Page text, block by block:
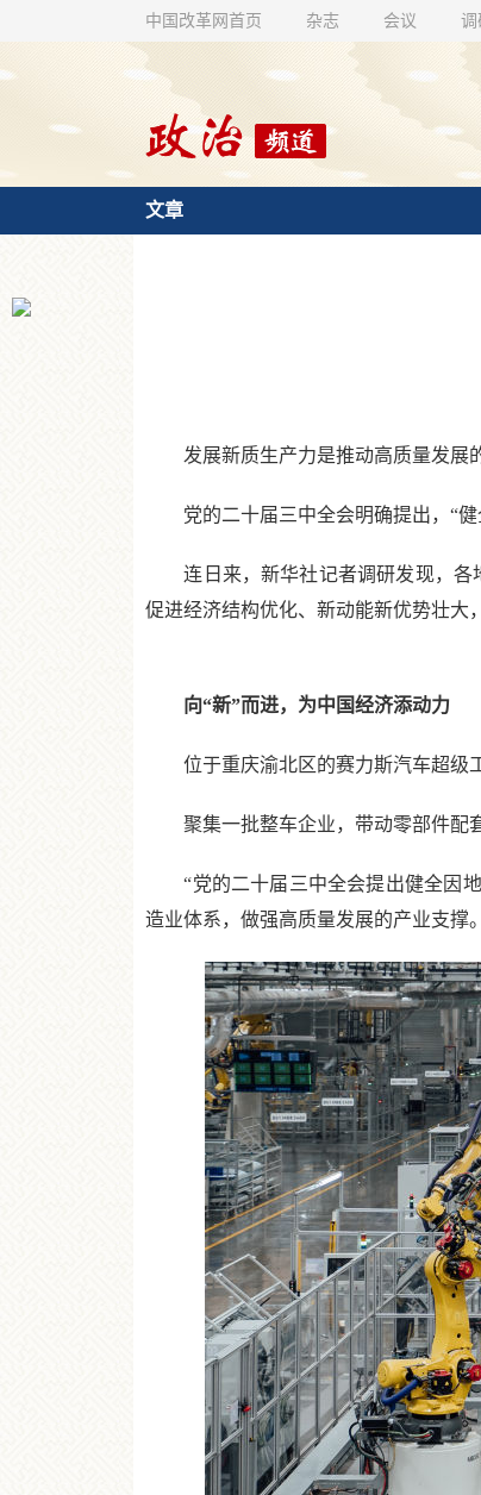
中国改革网首页 杂志 会议 调
文章
发展新质生产力是推动高质量发展的
党的二十届三中全会明确提出，“健
连日来，新华社记者调研发现，各
促进经济结构优化、新动能新优势壮大
向“新”而进，为中国经济添动力
位于重庆渝北区的赛力斯汽车超级工
聚集一批整车企业，带动零部件配套
“党的二十届三中全会提出健全因地
造业体系，做强高质量发展的产业支撑。